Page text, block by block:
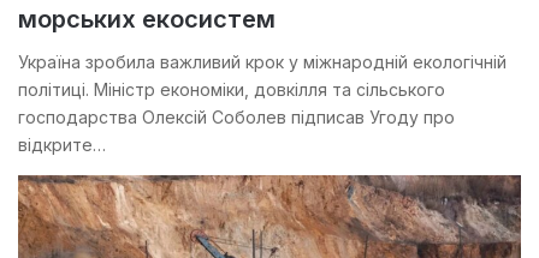
морських екосистем
Україна зробила важливий крок у міжнародній екологічній
політиці. Міністр економіки, довкілля та сільського
господарства Олексій Соболев підписав Угоду про
відкрите…